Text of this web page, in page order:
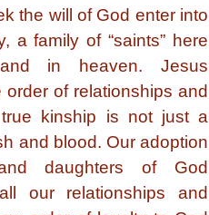
the will of God enter into
a family of “saints” here
in heaven. Jesus
order of relationships and
kinship is not just a
and blood. Our adoption
daughters of God
our relationships and